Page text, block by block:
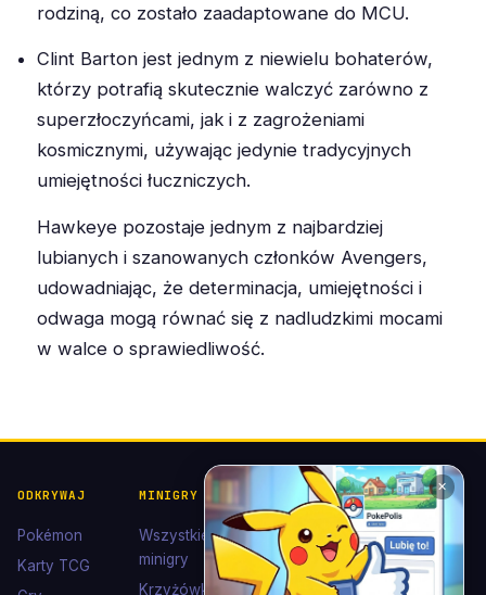
rodziną, co zostało zaadaptowane do MCU.
Clint Barton jest jednym z niewielu bohaterów,
którzy potrafią skutecznie walczyć zarówno z
superzłoczyńcami, jak i z zagrożeniami
kosmicznymi, używając jedynie tradycyjnych
umiejętności łuczniczych.
Hawkeye pozostaje jednym z najbardziej
lubianych i szanowanych członków Avengers,
udowadniając, że determinacja, umiejętności i
odwaga mogą równać się z nadludzkimi mocami
w walce o sprawiedliwość.
ODKRYWAJ
Pokémon
Karty TCG
MINIGRY
Wszystkie
minigry
Krzyżówki
POKÉDEX I
KOLEKCJE
Pokédex
Ewolucje
POMOC I
KONTAKT
Kontakt
Wsparcie
✕